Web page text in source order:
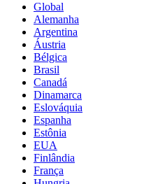
Global
Alemanha
Argentina
Áustria
Bélgica
Brasil
Canadá
Dinamarca
Eslováquia
Espanha
Estônia
EUA
Finlândia
França